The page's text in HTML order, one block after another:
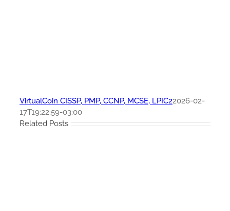
VirtualCoin CISSP, PMP, CCNP, MCSE, LPIC22026-02-
17T19:22:59-03:00
Related Posts